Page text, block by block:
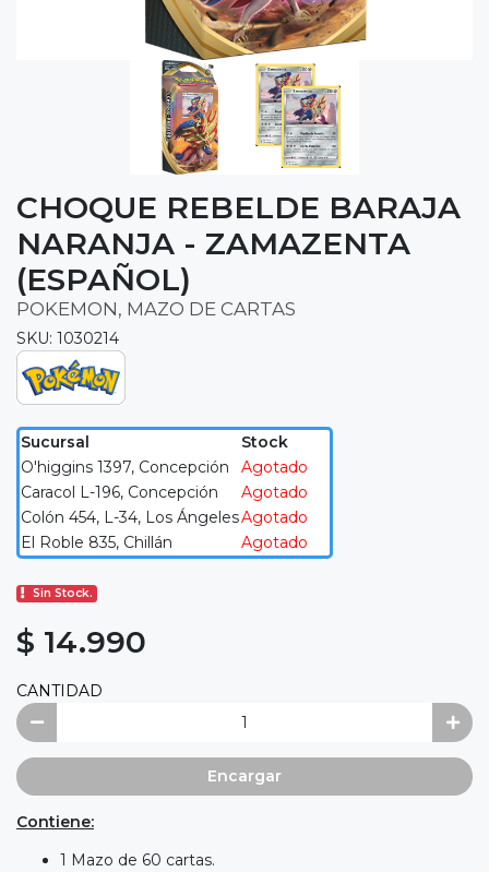
CHOQUE REBELDE BARAJA
NARANJA - ZAMAZENTA
(ESPAÑOL)
POKEMON, MAZO DE CARTAS
SKU: 1030214
Sucursal
Stock
O'higgins 1397, Concepción
Agotado
Caracol L-196, Concepción
Agotado
Colón 454, L-34, Los ÁngelesAgotado
El Roble 835, Chillán
Agotado
Sin Stock.
$ 14.990
CANTIDAD
Encargar
Contiene:
1 Mazo de 60 cartas.